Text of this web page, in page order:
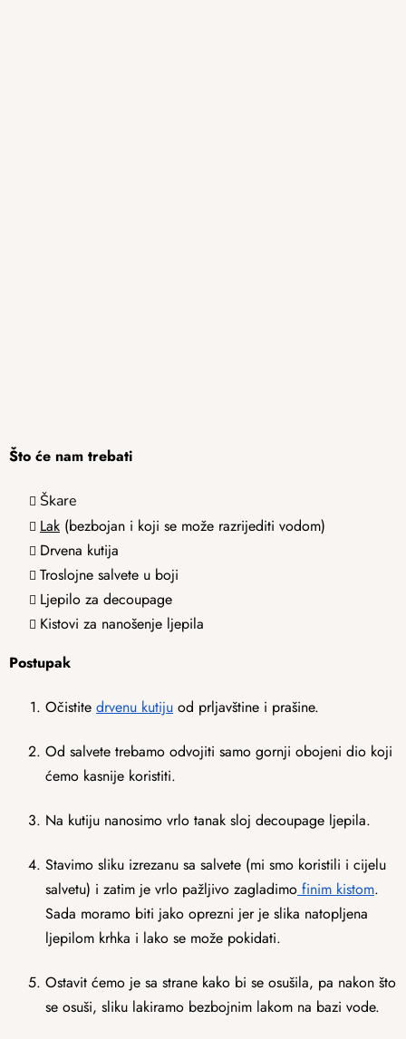
Što će nam trebati
Škare
Lak (bezbojan i koji se može razrijediti vodom)
Drvena kutija
Troslojne salvete u boji
Ljepilo za decoupage
Kistovi za nanošenje ljepila
Postupak
Očistite drvenu kutiju od prljavštine i prašine.
Od salvete trebamo odvojiti samo gornji obojeni dio koji
ćemo kasnije koristiti.
Na kutiju nanosimo vrlo tanak sloj decoupage ljepila.
Stavimo sliku izrezanu sa salvete (mi smo koristili i cijelu
salvetu) i zatim je vrlo pažljivo zagladimo finim kistom.
Sada moramo biti jako oprezni jer je slika natopljena
ljepilom krhka i lako se može pokidati.
Ostavit ćemo je sa strane kako bi se osušila, pa nakon što
se osuši, sliku lakiramo bezbojnim lakom na bazi vode.